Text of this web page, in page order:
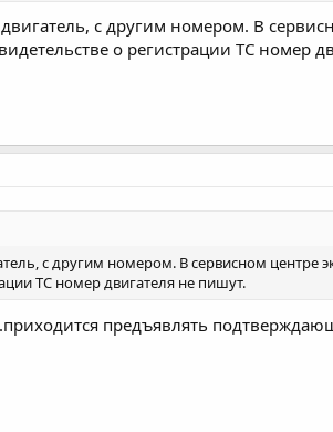
с другим номером. В
о регистрации ТС номер
с другим номером. В сервисном центре
ТС номер двигателя не пишут.
предъявлять